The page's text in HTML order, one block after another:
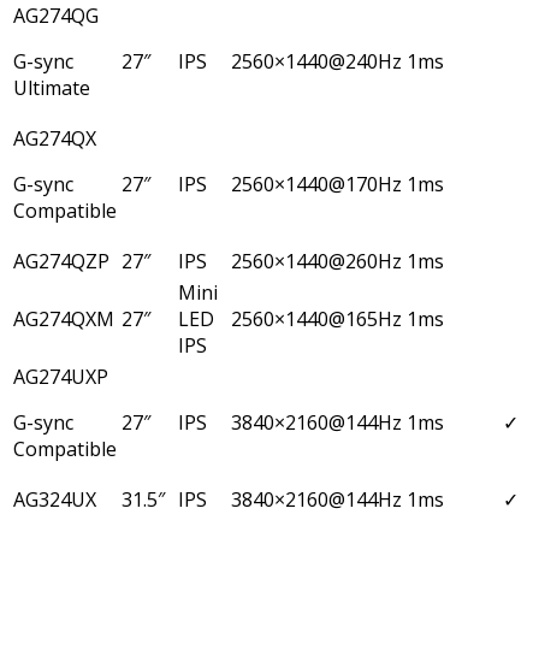
AG274QG
G-sync
Ultimate
27″ IPS 2560×1440@240Hz 1ms
AG274QX
G-sync
Compatible
27″ IPS 2560×1440@170Hz 1ms
AG274QZP 27″ IPS 2560×1440@260Hz 1ms
AG274QXM 27″
Mini
LED
IPS
2560×1440@165Hz 1ms
AG274UXP
G-sync
Compatible
27″ IPS 3840×2160@144Hz 1ms ✓
AG324UX 31.5″ IPS 3840×2160@144Hz 1ms ✓